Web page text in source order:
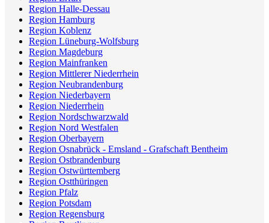
Region Halle-Dessau
Region Hamburg
Region Koblenz
Region Lüneburg-Wolfsburg
Region Magdeburg
Region Mainfranken
Region Mittlerer Niederrhein
Region Neubrandenburg
Region Niederbayern
Region Niederrhein
Region Nordschwarzwald
Region Nord Westfalen
Region Oberbayern
Region Osnabrück - Emsland - Grafschaft Bentheim
Region Ostbrandenburg
Region Ostwürttemberg
Region Ostthüringen
Region Pfalz
Region Potsdam
Region Regensburg